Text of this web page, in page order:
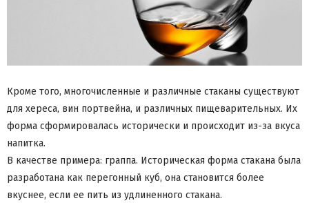
Кроме того, многочисленные и различные стаканы существуют
для хереса, вин портвейна, и различных пищеварительных. Их
форма сформировалась исторически и происходит из-за вкуса
напитка.
В качестве примера: граппа. Историческая форма стакана была
разработана как перегонный куб, она становится более
вкуснее, если ее пить из удлиненного стакана.